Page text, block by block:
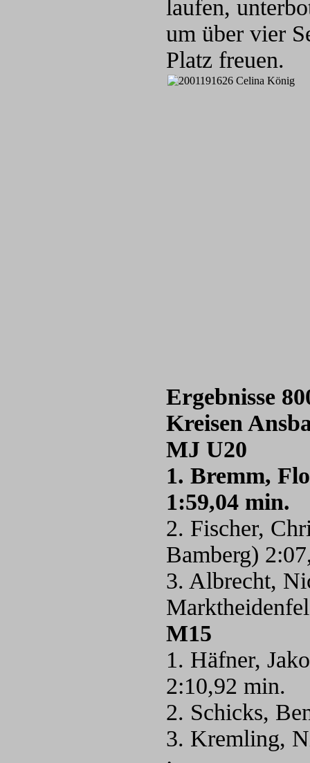
laufen,
um über vier
Platz freuen.
Ergebnisse
Kreisen
MJ U20
1. Bremm,
1:59,04 min.
2. Fischer,
Bamberg)
3. Albrecht,
M15
1. Häfner,
2:10,92 min.
2. Schicks,
3. Kremling,